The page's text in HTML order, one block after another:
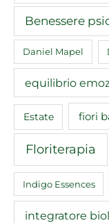
Benessere
Daniel Mapel
equilibrio
Estate fiori
Floriterapia
Indigo Essences
integratore